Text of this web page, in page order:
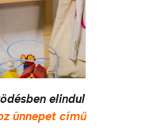
elindul
ünnepet című